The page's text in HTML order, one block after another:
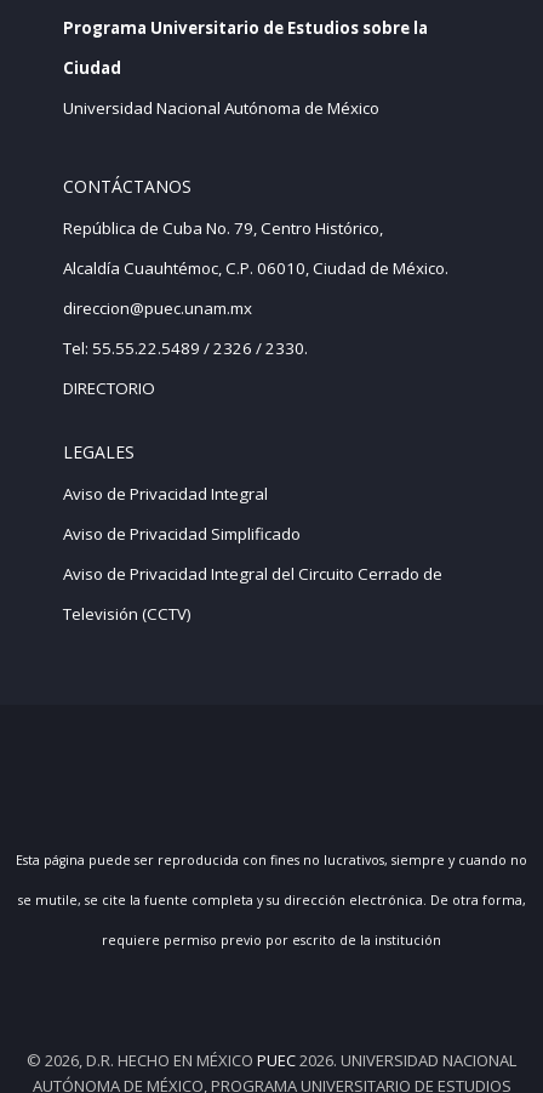
Programa Universitario de Estudios sobre la
Ciudad
Universidad Nacional Autónoma de México
CONTÁCTANOS
República de Cuba No. 79, Centro Histórico,
Alcaldía Cuauhtémoc, C.P. 06010, Ciudad de México.
direccion@puec.unam.mx
Tel: 55.55.22.5489 / 2326 / 2330.
DIRECTORIO
LEGALES
Aviso de Privacidad Integral
Aviso de Privacidad Simplificado
Aviso de Privacidad Integral del Circuito Cerrado de
Televisión (CCTV)
Esta página puede ser reproducida con fines no lucrativos, siempre y cuando no
se mutile, se cite la fuente completa y su dirección electrónica. De otra forma,
requiere permiso previo por escrito de la institución
© 2026, D.R. HECHO EN MÉXICO PUEC2026. UNIVERSIDAD NACIONAL
AUTÓNOMA DE MÉXICO, PROGRAMA UNIVERSITARIO DE ESTUDIOS